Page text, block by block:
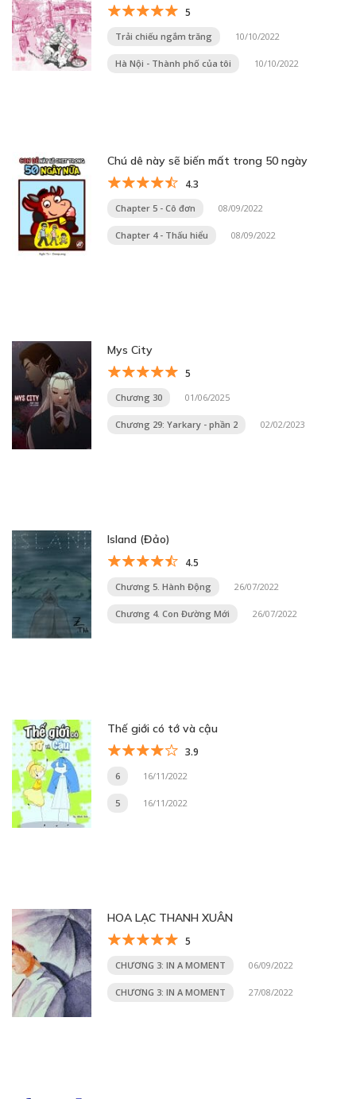
5
Trải chiếu ngắm trăng 10/10/2022
Hà Nội - Thành phố của tôi 10/10/2022
Chú dê này sẽ biến mất trong 50 ngày
4.3
Chapter 5 - Cô đơn 08/09/2022
Chapter 4 - Thấu hiểu 08/09/2022
Mys City
5
Chương 30 01/06/2025
Chương 29: Yarkary - phần 2 02/02/2023
Island (Đảo)
4.5
Chương 5. Hành Động 26/07/2022
Chương 4. Con Đường Mới 26/07/2022
Thế giới có tớ và cậu
3.9
6 16/11/2022
5 16/11/2022
HOA LẠC THANH XUÂN
5
CHƯƠNG 3: IN A MOMENT 06/09/2022
CHƯƠNG 3: IN A MOMENT 27/08/2022